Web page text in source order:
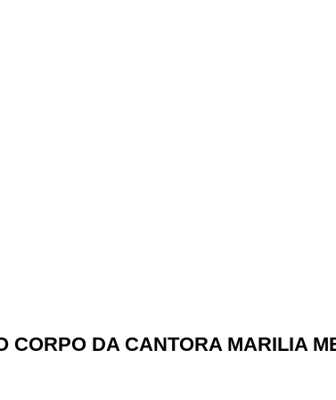
CORPO DA CANTORA MARILIA